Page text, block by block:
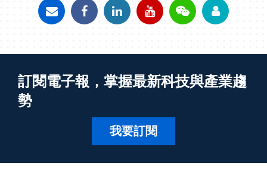
訂閱電子報，掌握最新科技與產業趨
勢
我要訂閱